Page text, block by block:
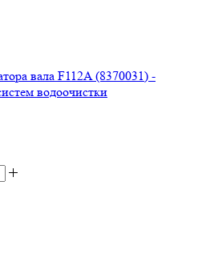
вала F112A (8370031) -
водоочистки